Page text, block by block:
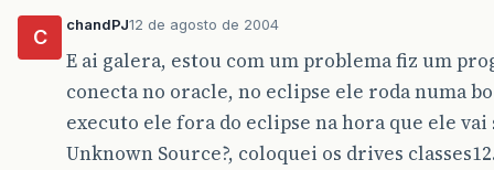
C
chandPJ12 de agosto de 2004
E ai galera, estou com um problema fiz um
conecta no oracle, no eclipse ele roda numa
executo ele fora do eclipse na hora que ele vai
Unknown Source?, coloquei os drives